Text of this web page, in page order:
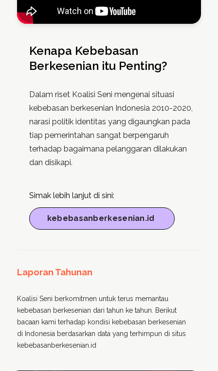
Kenapa Kebebasan
Berkesenian itu Penting?
Dalam riset Koalisi Seni mengenai situasi
kebebasan berkesenian Indonesia 2010-2020,
narasi politik identitas yang digaungkan pada
tiap pemerintahan sangat berpengaruh
terhadap bagaimana pelanggaran dilakukan
dan disikapi.
Simak lebih lanjut di sini:
kebebasanberkesenian.id
Laporan Tahunan
Koalisi Seni berkomitmen untuk terus memantau
kebebasan berkesenian dari tahun ke tahun. Berikut
bacaan kami terhadap kondisi kebebasan berkesenian
di Indonesia berdasarkan data yang terhimpun di situs
kebebasanberkesenian.id